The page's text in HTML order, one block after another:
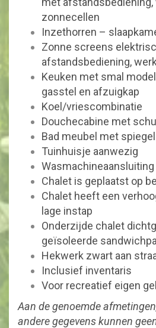
zonnecellen
Inzethorren –
Zonne screens
afstandsbediening,
Keuken met smal
gasstel en afzuigkap
Koel/vriescombinatie
Douchecabine met
Bad meubel met
Tuinhuisje aanwezig
Chalet is geplaatst op
Chalet heeft een
lage instap
Onderzijde chalet
geïsoleerde
Hekwerk zwart aan
Inclusief inventaris
Voor recreatief eigen
Aan de genoemde
andere gegevens kunnen